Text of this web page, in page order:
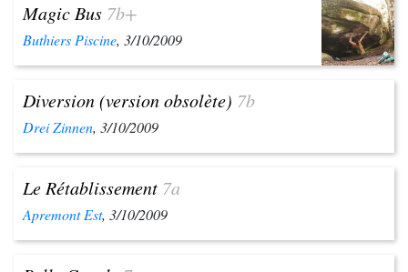
Magic Bus 7b+
Buthiers Piscine, 3/10/2009
Diversion (version obsolète) 7b
Drei Zinnen, 3/10/2009
Le Rétablissement 7a
Apremont Est, 3/10/2009